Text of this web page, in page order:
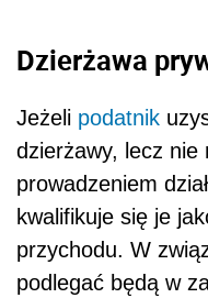
Dzierżawa
Jeżeli podatnik
dzierżawy, lecz nie
prowadzeniem
kwalifikuje się je
przychodu. W
podlegać będą w